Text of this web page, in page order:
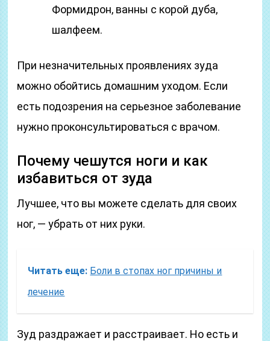
Формидрон, ванны с корой дуба,
шалфеем.
При незначительных проявлениях зуда
можно обойтись домашним уходом. Если
есть подозрения на серьезное заболевание
нужно проконсультироваться с врачом.
Почему чешутся ноги и как
избавиться от зуда
Лучшее, что вы можете сделать для своих
ног, — убрать от них руки.
Читать еще: Боли в стопах ног причины и
лечение
Зуд раздражает и расстраивает. Но есть и